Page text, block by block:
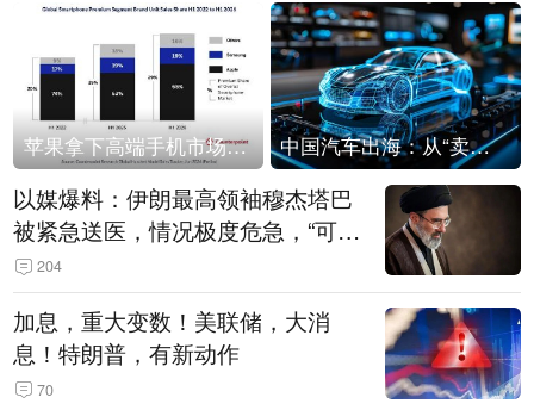
苹果拿下高端手机市场65%的份额：iPhone 17系列功不可没 中国汽车出海：从“卖出去”到“走进去”
以媒爆料：伊朗最高领袖穆杰塔巴
被紧急送医，情况极度危急，“可能
随时会死去”
204
加息，重大变数！美联储，大消
息！特朗普，有新动作
70